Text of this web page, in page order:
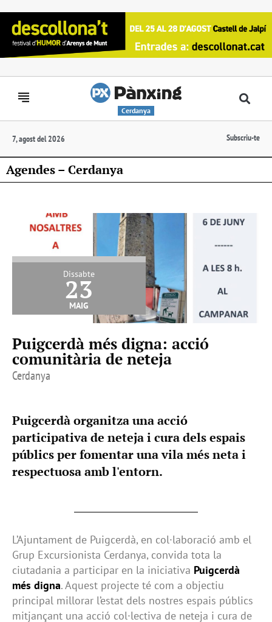
Cerdanya
7, agost del 2026 Subscriu-te
Agendes – Cerdanya
Dissabte
23
maig
Puigcerdà més digna: acció
comunitària de neteja
Cerdanya
Puigcerdà organitza una acció
participativa de neteja i cura dels espais
públics per fomentar una vila més neta i
respectuosa amb l'entorn.
L’Ajuntament de Puigcerdà, en col·laboració amb el
Grup Excursionista Cerdanya, convida tota la
ciutadania a participar en la iniciativa Puigcerdà
més digna. Aquest projecte té com a objectiu
principal millorar l’estat dels nostres espais públics
mitjançant una acció col·lectiva de neteja i cura de